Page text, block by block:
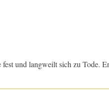
und langweilt sich zu Tode.